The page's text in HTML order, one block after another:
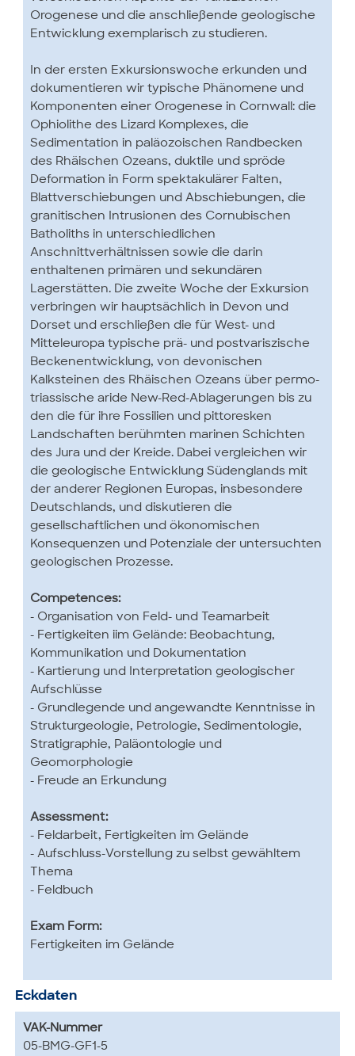
Orogenese und die anschließende geologische
Entwicklung exemplarisch zu studieren.
In der ersten Exkursionswoche erkunden und
dokumentieren wir typische Phänomene und
Komponenten einer Orogenese in Cornwall: die
Ophiolithe des Lizard Komplexes, die
Sedimentation in paläozoischen Randbecken
des Rhäischen Ozeans, duktile und spröde
Deformation in Form spektakulärer Falten,
Blattverschiebungen und Abschiebungen, die
granitischen Intrusionen des Cornubischen
Batholiths in unterschiedlichen
Anschnittverhältnissen sowie die darin
enthaltenen primären und sekundären
Lagerstätten. Die zweite Woche der Exkursion
verbringen wir hauptsächlich in Devon und
Dorset und erschließen die für West- und
Mitteleuropa typische prä- und postvariszische
Beckenentwicklung, von devonischen
Kalksteinen des Rhäischen Ozeans über permo-
triassische aride New-Red-Ablagerungen bis zu
den die für ihre Fossilien und pittoresken
Landschaften berühmten marinen Schichten
des Jura und der Kreide. Dabei vergleichen wir
die geologische Entwicklung Südenglands mit
der anderer Regionen Europas, insbesondere
Deutschlands, und diskutieren die
gesellschaftlichen und ökonomischen
Konsequenzen und Potenziale der untersuchten
geologischen Prozesse.
Competences:
- Organisation von Feld- und Teamarbeit
- Fertigkeiten iim Gelände: Beobachtung,
Kommunikation und Dokumentation
- Kartierung und Interpretation geologischer
Aufschlüsse
- Grundlegende und angewandte Kenntnisse in
Strukturgeologie, Petrologie, Sedimentologie,
Stratigraphie, Paläontologie und
Geomorphologie
- Freude an Erkundung
Assessment:
- Feldarbeit, Fertigkeiten im Gelände
- Aufschluss-Vorstellung zu selbst gewähltem
Thema
- Feldbuch
Exam Form:
Fertigkeiten im Gelände
Eckdaten
VAK-Nummer
05-BMG-GF1-5